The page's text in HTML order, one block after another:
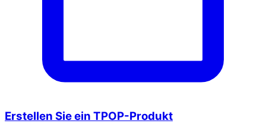
Erstellen Sie ein TPOP-Produkt